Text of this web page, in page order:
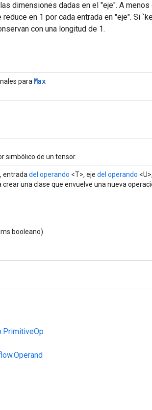
dimensiones dadas en el "eje". A
en 1 por cada entrada en "eje". Si
con una longitud de 1.
para Max
simbólico de un tensor.
, entrada del operando <T>, eje del operando <U>,
una clase que envuelve una nueva
booleano)